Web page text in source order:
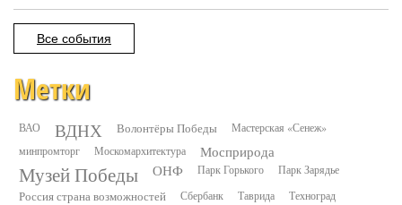
Все события
Метки
ВАО ВДНХ Волонтёры Победы
Мастерская «Сенеж»
минпромторг
Москомархитектура Мосприрода
Музей Победы ОНФ Парк Горького Парк Зарядье
Россия страна возможностей Сбербанк Таврида
Техноград